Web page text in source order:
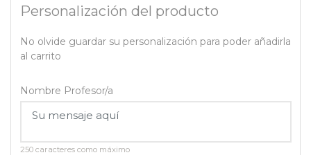
Personalización del producto
No olvide guardar su personalización para poder añadirla
al carrito
Nombre Profesor/a
250 caracteres como máximo